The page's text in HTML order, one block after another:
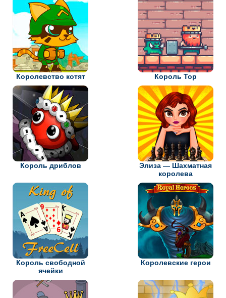
Королевство котят Король Тор
Король дриблов
Элиза — Шахматная
королева
Король свободной
ячейки
Королевские герои